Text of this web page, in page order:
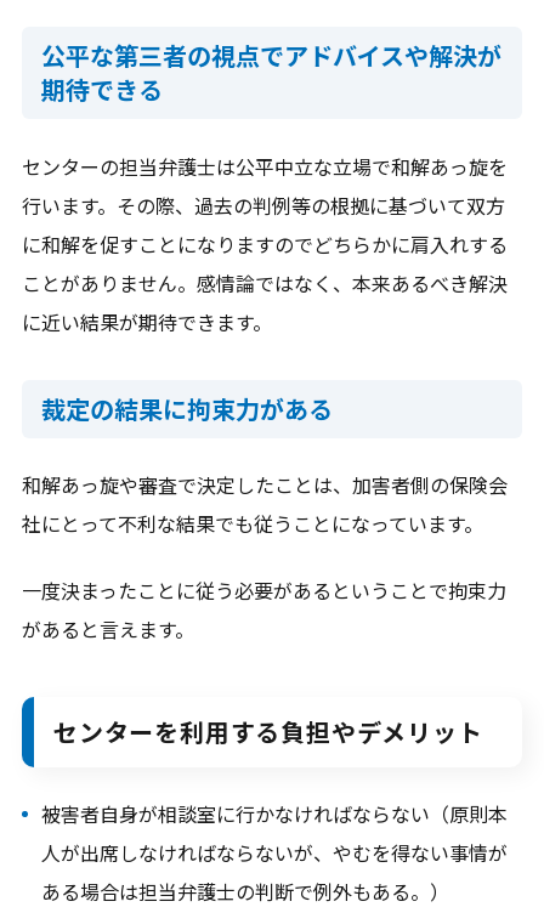
公平な第三者の視点でアドバイスや解決が
期待できる
センターの担当弁護士は公平中立な立場で和解あっ旋を
行います。その際、過去の判例等の根拠に基づいて双方
に和解を促すことになりますのでどちらかに肩入れする
ことがありません。感情論ではなく、本来あるべき解決
に近い結果が期待できます。
裁定の結果に拘束力がある
和解あっ旋や審査で決定したことは、加害者側の保険会
社にとって不利な結果でも従うことになっています。
一度決まったことに従う必要があるということで拘束力
があると言えます。
センターを利用する負担やデメリット
被害者自身が相談室に行かなければならない（原則本
人が出席しなければならないが、やむを得ない事情が
ある場合は担当弁護士の判断で例外もある。）